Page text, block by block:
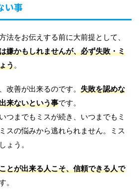
い事
法をお伝えする前に大前提として、
嫌かもしれませんが、必ず失敗・ミ
う。
改善が出来るのです。 失敗を認めな
来ないという事です。
つまでもミスが続き、いつまでもミ
スの悩みから逃れられません。ミス
ょう。
とが出来る人こそ、信頼できる人で
。